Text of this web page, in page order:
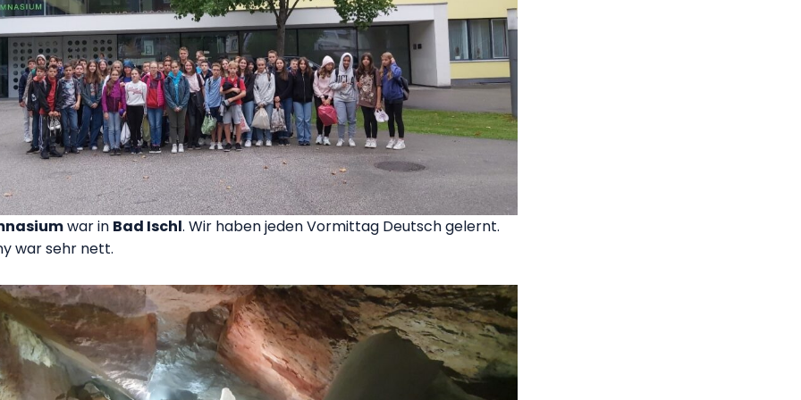
war in Bad Ischl. Wir haben jeden Vormittag Deutsch gelernt.
war sehr nett.